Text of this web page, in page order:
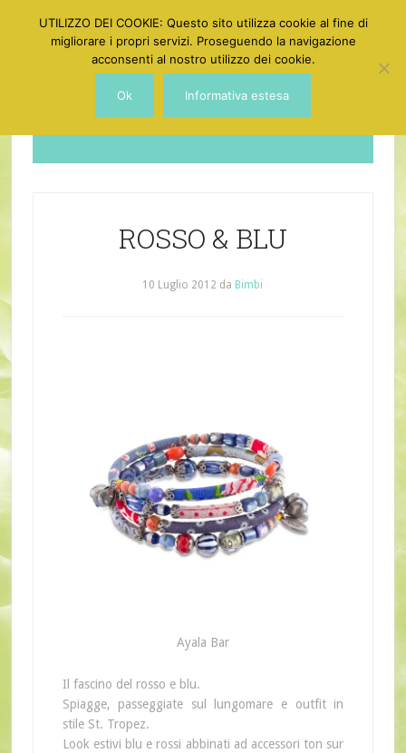
Dotgirl
ROSSO & BLU
10 Luglio 2012 da Bimbi
Ayala Bar
Il fascino del rosso e blu.
Spiagge, passeggiate sul lungomare e outfit in
stile St. Tropez.
Look estivi blu e rossi abbinati ad accessori ton sur
UTILIZZO DEI COOKIE: Questo sito utilizza cookie al fine di
migliorare i propri servizi. Proseguendo la navigazione
acconsenti al nostro utilizzo dei cookie.
Ok Informativa estesa